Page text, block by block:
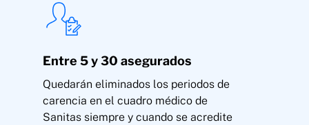
Entre 5 y 30 asegurados
Quedarán eliminados los periodos de
carencia en el cuadro médico de
Sanitas siempre y cuando se acredite